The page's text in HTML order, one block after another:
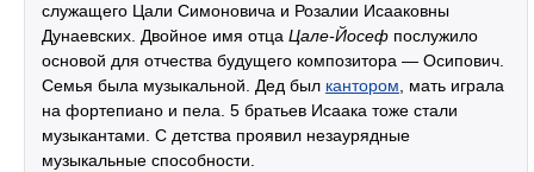
служащего Цали Симоновича и Розалии Исааковны
Дунаевских. Двойное имя отца Цале-Йосеф послужило
основой для отчества будущего композитора — Осипович.
Семья была музыкальной. Дед был кантором, мать играла
на фортепиано и пела. 5 братьев Исаака тоже стали
музыкантами. С детства проявил незаурядные
музыкальные способности.